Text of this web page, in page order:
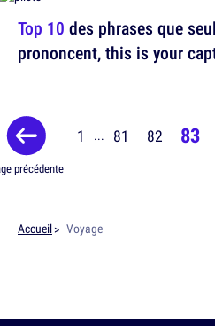
Top 10 des phrases que
prononcent, this is your
précédente
1 ... 81 82 83
Accueil Voyage